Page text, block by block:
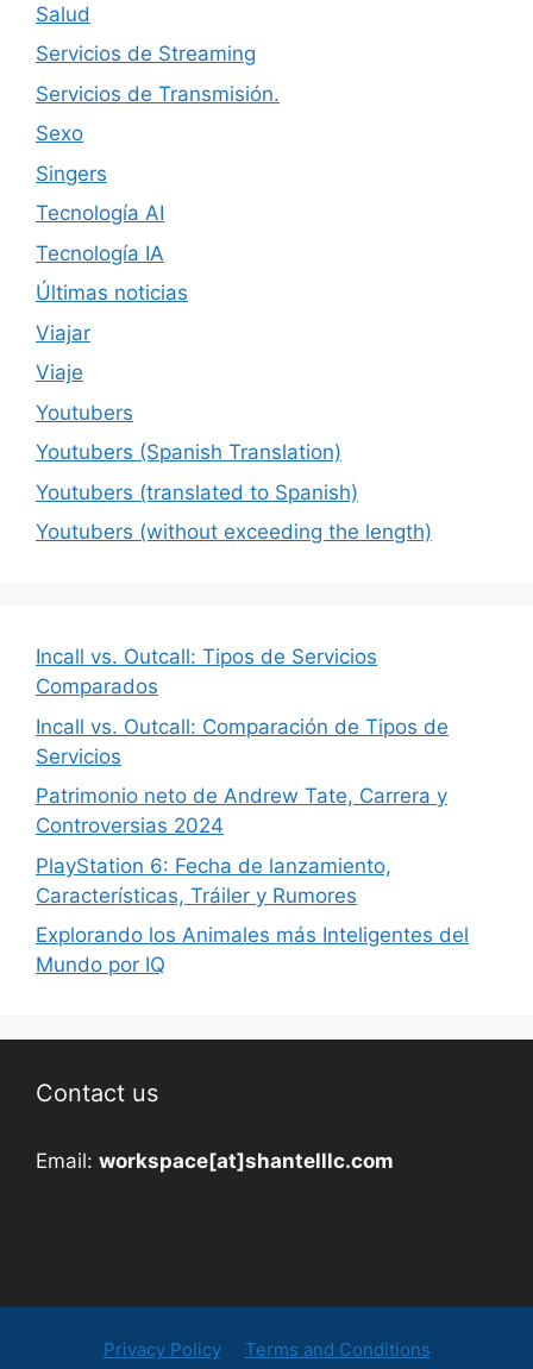
Salud
Servicios de Streaming
Servicios de Transmisión.
Sexo
Singers
Tecnología AI
Tecnología IA
Últimas noticias
Viajar
Viaje
Youtubers
Youtubers (Spanish Translation)
Youtubers (translated to Spanish)
Youtubers (without exceeding the length)
Incall vs. Outcall: Tipos de Servicios
Comparados
Incall vs. Outcall: Comparación de Tipos de
Servicios
Patrimonio neto de Andrew Tate, Carrera y
Controversias 2024
PlayStation 6: Fecha de lanzamiento,
Características, Tráiler y Rumores
Explorando los Animales más Inteligentes del
Mundo por IQ
Contact us
Email: workspace[at]shantelllc.com
Privacy Policy Terms and Conditions